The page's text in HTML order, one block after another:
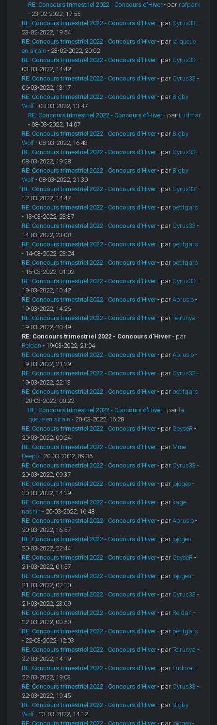
RE: Concours trimestriel 2022 - Concours d'Hiver - par rafpark
- 23-02-2022, 17:55
RE: Concours trimestriel 2022 - Concours d'Hiver - par Cyrus33 -
23-02-2022, 19:54
RE: Concours trimestriel 2022 - Concours d'Hiver - par la queue
en airain - 23-02-2022, 20:02
RE: Concours trimestriel 2022 - Concours d'Hiver - par Cyrus33 -
03-03-2022, 14:42
RE: Concours trimestriel 2022 - Concours d'Hiver - par Cyrus33 -
06-03-2022, 13:17
RE: Concours trimestriel 2022 - Concours d'Hiver - par Bigby
Wolf - 08-03-2022, 13:47
RE: Concours trimestriel 2022 - Concours d'Hiver - par Ludmar
- 08-03-2022, 14:07
RE: Concours trimestriel 2022 - Concours d'Hiver - par Bigby
Wolf - 08-03-2022, 16:43
RE: Concours trimestriel 2022 - Concours d'Hiver - par Cyrus33 -
08-03-2022, 19:28
RE: Concours trimestriel 2022 - Concours d'Hiver - par Bigby
Wolf - 08-03-2022, 21:30
RE: Concours trimestriel 2022 - Concours d'Hiver - par Cyrus33 -
12-03-2022, 14:47
RE: Concours trimestriel 2022 - Concours d'Hiver - par petitgars
- 13-03-2022, 23:37
RE: Concours trimestriel 2022 - Concours d'Hiver - par Cyrus33 -
14-03-2022, 23:08
RE: Concours trimestriel 2022 - Concours d'Hiver - par petitgars
- 14-03-2022, 23:24
RE: Concours trimestriel 2022 - Concours d'Hiver - par petitgars
- 15-03-2022, 01:02
RE: Concours trimestriel 2022 - Concours d'Hiver - par Cyrus33 -
19-03-2022, 10:42
RE: Concours trimestriel 2022 - Concours d'Hiver - parAbrusio -
19-03-2022, 14:26
RE: Concours trimestriel 2022 - Concours d'Hiver - parTelrunya -
19-03-2022, 20:49
RE: Concours trimestriel 2022 - Concours d'Hiver - par
Reldan - 19-03-2022, 21:04
RE: Concours trimestriel 2022 - Concours d'Hiver - parAbrusio -
19-03-2022, 21:29
RE: Concours trimestriel 2022 - Concours d'Hiver - par Cyrus33 -
19-03-2022, 22:13
RE: Concours trimestriel 2022 - Concours d'Hiver - par petitgars
- 20-03-2022, 00:22
RE: Concours trimestriel 2022 - Concours d'Hiver - par la
queue en airain - 20-03-2022, 16:28
RE: Concours trimestriel 2022 - Concours d'Hiver - par GeyseR -
20-03-2022, 00:24
RE: Concours trimestriel 2022 - Concours d'Hiver - par Mme
Deepo - 20-03-2022, 09:36
RE: Concours trimestriel 2022 - Concours d'Hiver - par Cyrus33 -
20-03-2022, 09:37
RE: Concours trimestriel 2022 - Concours d'Hiver - par jojogeo -
20-03-2022, 14:29
RE: Concours trimestriel 2022 - Concours d'Hiver - par kage-
nashin - 20-03-2022, 16:48
RE: Concours trimestriel 2022 - Concours d'Hiver - parAbrusio -
20-03-2022, 16:57
RE: Concours trimestriel 2022 - Concours d'Hiver - par jojogeo -
20-03-2022, 22:44
RE: Concours trimestriel 2022 - Concours d'Hiver - par GeyseR -
21-03-2022, 01:57
RE: Concours trimestriel 2022 - Concours d'Hiver - par jojogeo -
21-03-2022, 02:10
RE: Concours trimestriel 2022 - Concours d'Hiver - par Cyrus33 -
21-03-2022, 23:09
RE: Concours trimestriel 2022 - Concours d'Hiver - par Reldan -
22-03-2022, 00:50
RE: Concours trimestriel 2022 - Concours d'Hiver - par petitgars
- 22-03-2022, 12:03
RE: Concours trimestriel 2022 - Concours d'Hiver - parTelrunya -
22-03-2022, 14:19
RE: Concours trimestriel 2022 - Concours d'Hiver - par Ludmar -
22-03-2022, 19:03
RE: Concours trimestriel 2022 - Concours d'Hiver - par Cyrus33 -
22-03-2022, 19:45
RE: Concours trimestriel 2022 - Concours d'Hiver - par Bigby
Wolf - 23-03-2022, 14:12
RE: Concours trimestriel 2022 - Concours d'Hiver - par jojogeo -